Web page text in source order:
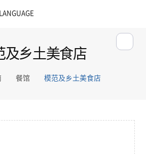
及乡土美食店
餐馆 模范及乡土美食店